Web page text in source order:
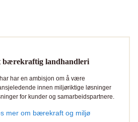
bærekraftig landhandleri
har en ambisjon om å være
innen miljøriktige løsninger
for kunder og samarbeidspartnere.
mer om bærekraft og miljø